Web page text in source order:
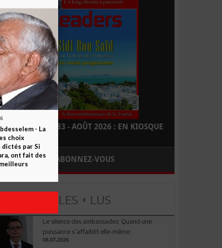
LEADERS N° 183 - AOÛT 2026 : EN KIOSQUE
ABONNEZ-VOUS
LES + LUS
Le silence des ambassades: Quand une
puissance s’affaiblit elle-même
08.07.2026
- La
choix
dictés par Si
ont fait des